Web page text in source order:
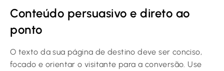
Conteúdo persuasivo e direto ao
ponto
O texto da sua página de destino deve ser conciso,
focado e orientar o visitante para a conversão. Use